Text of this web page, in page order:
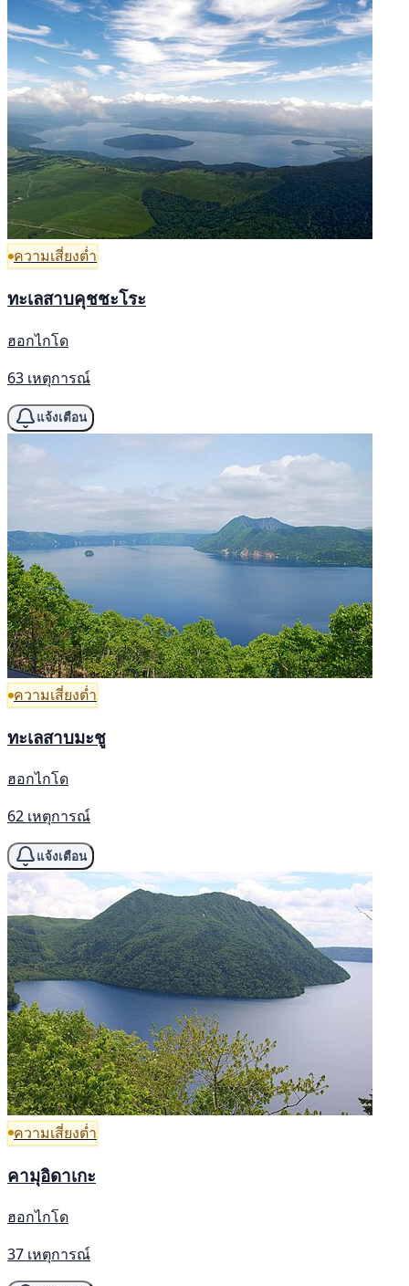
ความเสี่ยงต่ำ
ทะเลสาบคุชชะโระ
ฮอกไกโด
63 เหตุการณ์
แจ้งเตือน
ความเสี่ยงต่ำ
ทะเลสาบมะชู
ฮอกไกโด
62 เหตุการณ์
แจ้งเตือน
ความเสี่ยงต่ำ
คามุอิดาเกะ
ฮอกไกโด
37 เหตุการณ์